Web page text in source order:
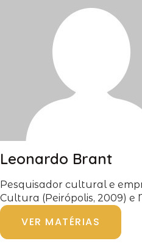
Leonardo Brant
Pesquisador cultural e
Cultura (Peirópolis, 2009)
VER MATÉRIAS